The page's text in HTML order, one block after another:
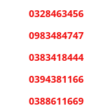
0328463456
0983484747
0383418444
0394381166
0388611669